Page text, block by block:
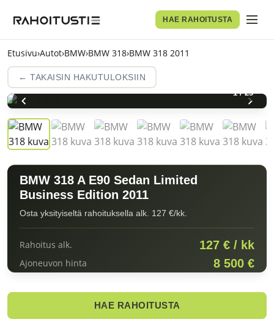
HAE RAHOITUSTA
Etusivu›Autot›BMW›BMW 318›BMW 318 2011
← TAKAISIN HAKUTULOKSIIN
1/25
BMW 318 A E90 Sedan Limited
Business Edition 2011
Osta yksityiseltä rahoituksella alk. 127 €/kk.
Rahoitus alk. 127 € / kk
Ajoneuvon hinta 8 500 €
HAE RAHOITUSTA